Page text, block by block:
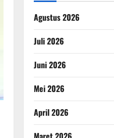
Agustus 2026
Juli 2026
Juni 2026
Mei 2026
April 2026